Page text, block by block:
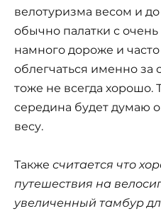
велотуризма весом и
обычно палатки с
намного дороже и
облегчаться именно за
тоже не всегда хорошо.
середина будет думаю
весу.
Также считается что
путешествия на
увеличенный тамбур